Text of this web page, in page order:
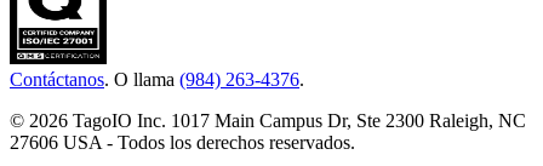
Contáctanos. O llama (984) 263-4376.
© 2026 TagoIO Inc. 1017 Main Campus Dr, Ste 2300 Raleigh, NC
27606 USA - Todos los derechos reservados.